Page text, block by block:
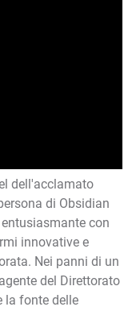
dell'acclamato
di Obsidian
con
innovative e
Nei panni di un
del Direttorato
la fonte delle